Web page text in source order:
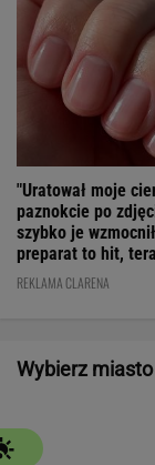
"Uratował moje
paznokcie po
szybko je
preparat to hit,
świetnej cenie
REKLAMA CLARENA
Wybierz miasto